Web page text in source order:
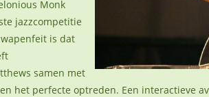
Monk
jazzcompetitie
is dat
samen met
het perfecte optreden. Een interactieve